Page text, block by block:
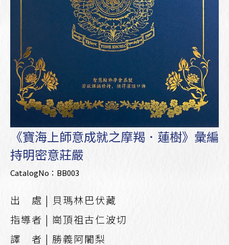
《寶海上師意成就之摩羯．蓮樹》彙編
持明密意莊嚴
CatalogNo：BB003
出 處 | 貝瑪林巴伏藏
指導者 | 崗頂祖古仁波切
譯 者 | 勝義阿闍梨